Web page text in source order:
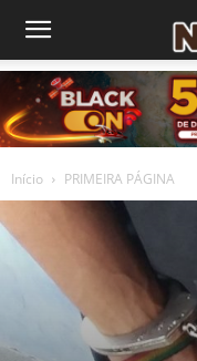
Início PRIMEIRA PÁGINA